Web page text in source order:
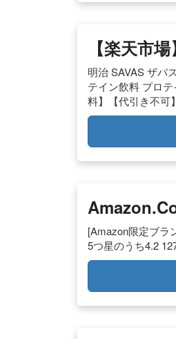
【楽天市
明治 SAVAS ザ
テイン飲料 プロ
料】【代引き不可
[Amazon限定ブラ
5つ星のうち4.2